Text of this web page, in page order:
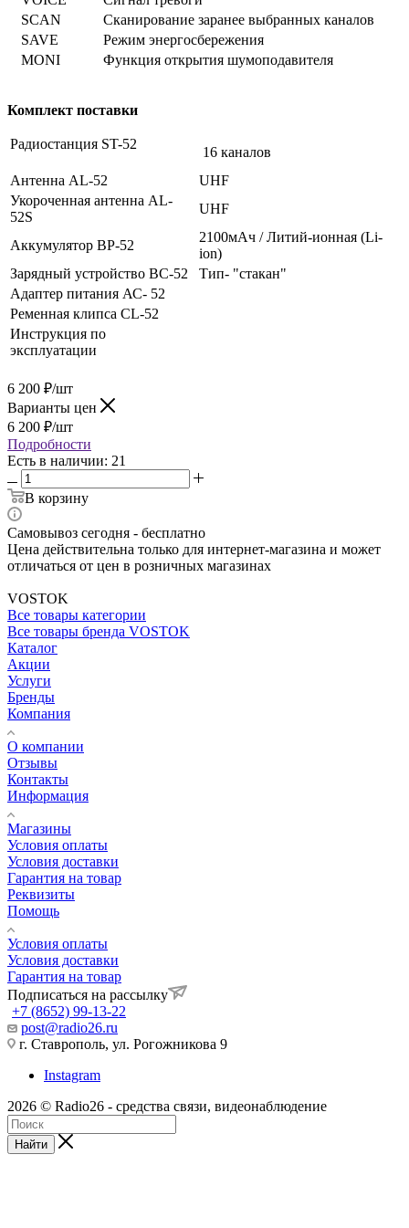
SCAN
Сканирование заранее выбранных каналов
SAVE
Режим энергосбережения
MONI
Функция открытия шумоподавителя
Комплект поставки
Радиостанция ST-52
16 каналов
Антенна AL-52
UHF
Укороченная антенна AL-
52S
UHF
Аккумулятор BP-52
2100мАч / Литий-ионная (Li-
ion)
Зарядный устройство BC-52
Тип- "стакан"
Адаптер питания АС- 52
Ременная клипса CL-52
Инструкция по
эксплуатации
6 200 ₽/шт
Варианты цен
6 200 ₽/шт
Подробности
Есть в наличии: 21
В корзину
Самовывоз сегодня - бесплатно
Цена действительна только для интернет-магазина и может
отличаться от цен в розничных магазинах
VOSTOK
Все товары категории
Все товары бренда VOSTOK
Каталог
Акции
Услуги
Бренды
Компания
О компании
Отзывы
Контакты
Информация
Магазины
Условия оплаты
Условия доставки
Гарантия на товар
Реквизиты
Помощь
Условия оплаты
Условия доставки
Гарантия на товар
Подписаться на рассылку
+7 (8652) 99-13-22
post@radio26.ru
г. Ставрополь, ул. Рогожникова 9
Instagram
2026 © Radio26 - средства связи, видеонаблюдение
Найти